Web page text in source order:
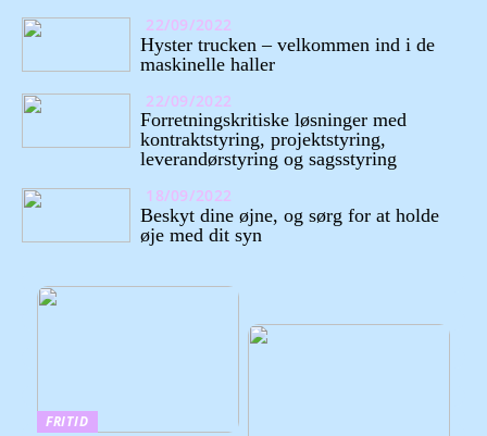
22/09/2022
Hyster trucken – velkommen ind i de
maskinelle haller
22/09/2022
Forretningskritiske løsninger med
kontraktstyring, projektstyring,
leverandørstyring og sagsstyring
18/09/2022
Beskyt dine øjne, og sørg for at holde
øje med dit syn
FRITID